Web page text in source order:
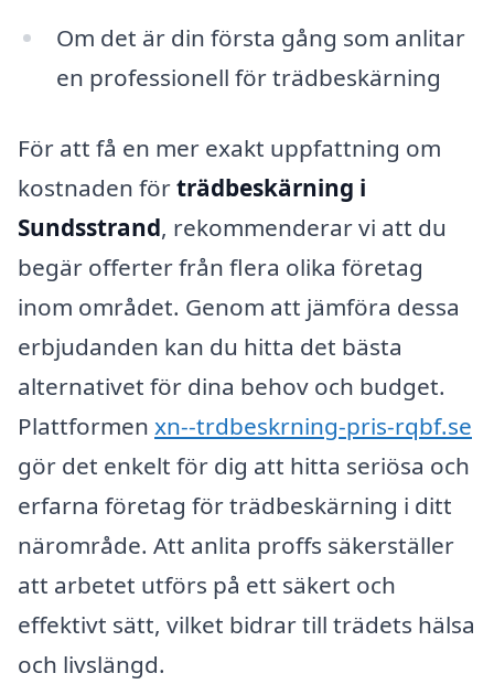
Om det är din första gång som anlitar
en professionell för trädbeskärning
För att få en mer exakt uppfattning om
kostnaden förträdbeskärning i
Sundsstrand, rekommenderar vi att du
begär offerter från flera olika företag
inom området. Genom att jämföra dessa
erbjudanden kan du hitta det bästa
alternativet för dina behov och budget.
Plattformen xn--trdbeskrning-pris-rqbf.se
gör det enkelt för dig att hitta seriösa och
erfarna företag för trädbeskärning i ditt
närområde. Att anlita proffs säkerställer
att arbetet utförs på ett säkert och
effektivt sätt, vilket bidrar till trädets hälsa
och livslängd.